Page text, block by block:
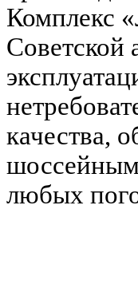
Комплекс
Советской
качества,
любых